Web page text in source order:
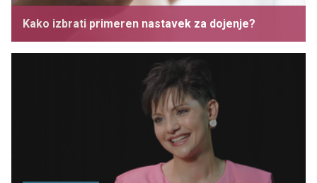
Kako izbrati primeren nastavek za dojenje?